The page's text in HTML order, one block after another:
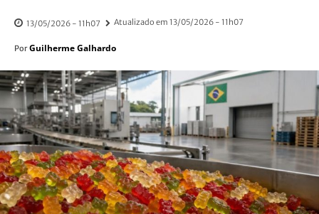
13/05/2026 - 11h07 Atualizado em 13/05/2026 - 11h07
Por Guilherme Galhardo